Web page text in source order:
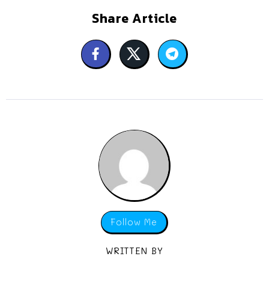
Share Article
Follow Me
WRITTEN BY